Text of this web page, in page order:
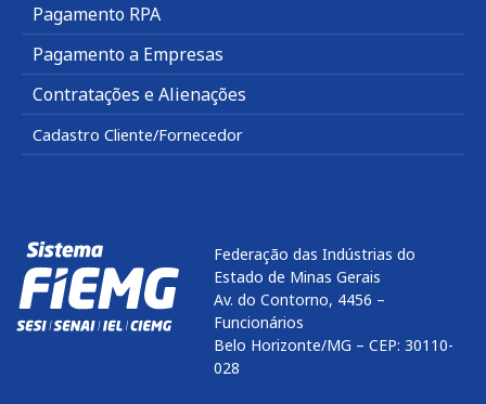
Pagamento RPA
Pagamento a Empresas
Contratações e Alienações
Cadastro Cliente/Fornecedor
Federação das Indústrias do
Estado de Minas Gerais
Av. do Contorno, 4456 –
Funcionários
Belo Horizonte/MG – CEP: 30110-
028